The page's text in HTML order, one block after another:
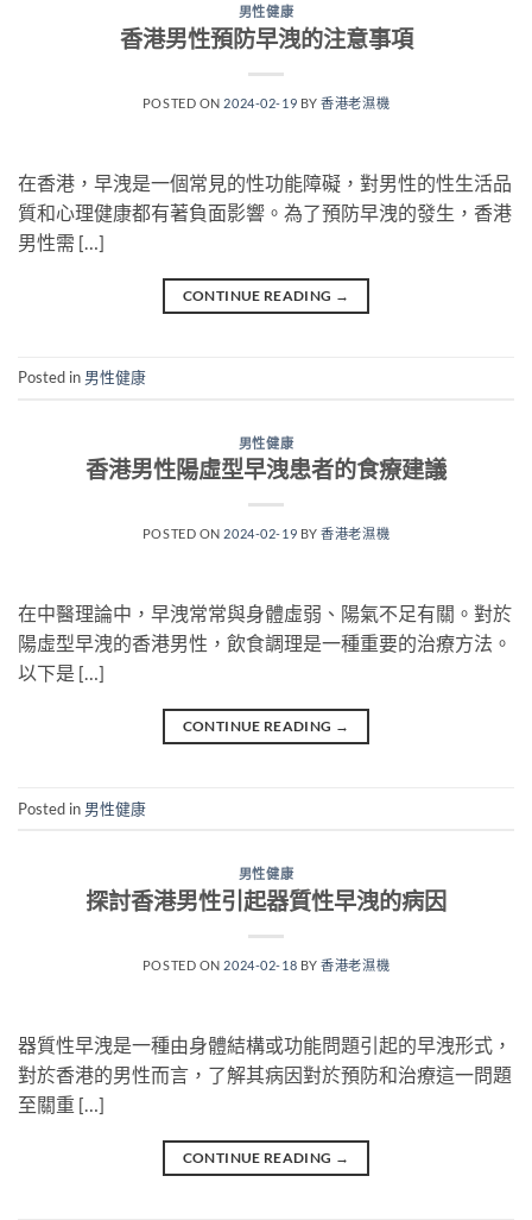
男性健康
香港男性預防早洩的注意事項
POSTED ON 2024-02-19 BY香港老濕機
在香港，早洩是一個常見的性功能障礙，對男性的性生活品
質和心理健康都有著負面影響。為了預防早洩的發生，香港
男性需 […]
CONTINUE READING →
Posted in 男性健康
男性健康
香港男性陽虛型早洩患者的食療建議
POSTED ON 2024-02-19 BY香港老濕機
在中醫理論中，早洩常常與身體虛弱、陽氣不足有關。對於
陽虛型早洩的香港男性，飲食調理是一種重要的治療方法。
以下是 […]
CONTINUE READING →
Posted in 男性健康
男性健康
探討香港男性引起器質性早洩的病因
POSTED ON 2024-02-18 BY香港老濕機
器質性早洩是一種由身體結構或功能問題引起的早洩形式，
對於香港的男性而言，了解其病因對於預防和治療這一問題
至關重 […]
CONTINUE READING →